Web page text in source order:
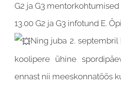
G2 ja G3 mentorkohtumised
13.00 G2 ja G3 infotund E.
Ning juba 2.
koolipere ühine
ennast nii meeskonnatöös